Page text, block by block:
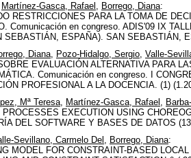
Martínez-Gasca, Rafael , Borrego, Diana:
RESTRICCIONES PARA LA TOMA DE
Comunicación en congreso. ADIS'09 IX
SEBASTIÁN, ESPAÑA). SAN SEBASTIÁN,
Diana, Pozo-Hidalgo, Sergio, Valle-
EVALUACIÓN ALTERNATIVA PARA
Comunicación en congreso. I
PROFESIONAL A LA DOCENCIA. (1)
Mª Teresa, Martínez-Gasca, Rafael ,
EXECUTION USING
DEL SOFTWARE Y BASES DE DATOS
Sevillano, Carmelo Del , Borrego, Diana:
MODEL FOR CONSTRAINT-BASED